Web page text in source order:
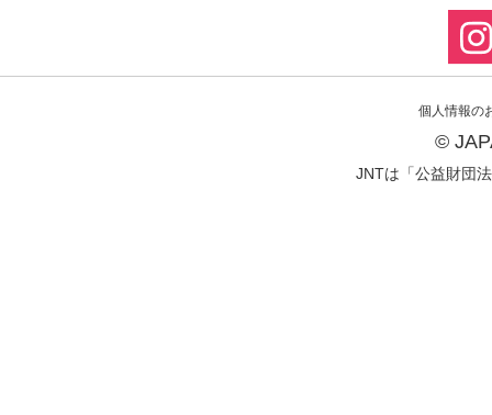
個人情報の
©
JNTは「公益財団